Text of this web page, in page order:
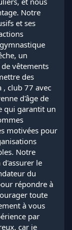
Notre
et ses
un
vêtements
des
, club 77 avec
d'âge de
qui garantit un
motivées pour
Notre
le
du
répondre à
toute
à vous
par
car je